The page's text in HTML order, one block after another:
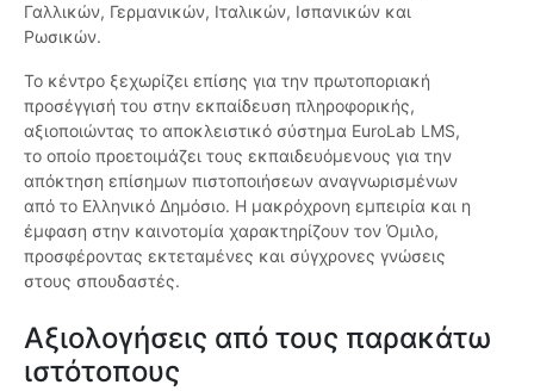
Γαλλικών, Γερμανικών, Ιταλικών, Ισπανικών και
Ρωσικών.
Το κέντρο ξεχωρίζει επίσης για την πρωτοποριακή
προσέγγισή του στην εκπαίδευση πληροφορικής,
αξιοποιώντας το αποκλειστικό σύστημα EuroLab LMS,
το οποίο προετοιμάζει τους εκπαιδευόμενους για την
απόκτηση επίσημων πιστοποιήσεων αναγνωρισμένων
από το Ελληνικό Δημόσιο. Η μακρόχρονη εμπειρία και η
έμφαση στην καινοτομία χαρακτηρίζουν τον Όμιλο,
προσφέροντας εκτεταμένες και σύγχρονες γνώσεις
στους σπουδαστές.
Αξιολογήσεις από τους παρακάτω
ιστότοπους